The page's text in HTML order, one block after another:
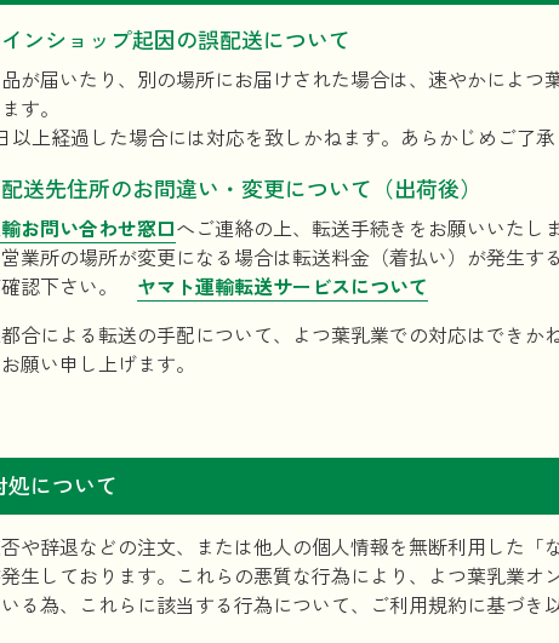
ンショップ起因の誤配送について
が届いたり、別の場所にお届けされた場合は、速やかによつ
す。
以上経過した場合には対応を致しかねます。あらかじめご了承
送先住所のお間違い・変更について（出荷後）
お問い合わせ窓口へご連絡の上、転送手続きをお願いいたしま
業所の場所が変更になる場合は転送料金（着払い）が発生す
確認下さい。 ヤマト運輸転送サービスについて
合による転送の手配について、よつ葉乳業での対応はでき
願い申し上げます。
処について
や辞退などの注文、または他人の個人情報を無断利用した
生しております。これらの悪質な行為により、よつ葉乳業
る為、これらに該当する行為について、ご利用規約に基づき